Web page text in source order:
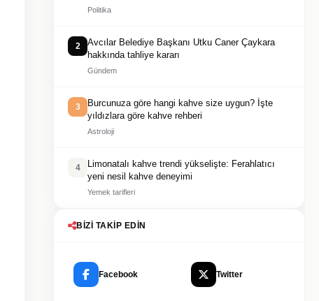
Politika
2
Avcılar Belediye Başkanı Utku Caner Çaykara
hakkında tahliye kararı
Gündem
3
Burcunuza göre hangi kahve size uygun? İşte
yıldızlara göre kahve rehberi
Astroloji
4
Limonatalı kahve trendi yükselişte: Ferahlatıcı
yeni nesil kahve deneyimi
Yemek tarifleri
BIZI TAKIP EDIN
Facebook Twitter